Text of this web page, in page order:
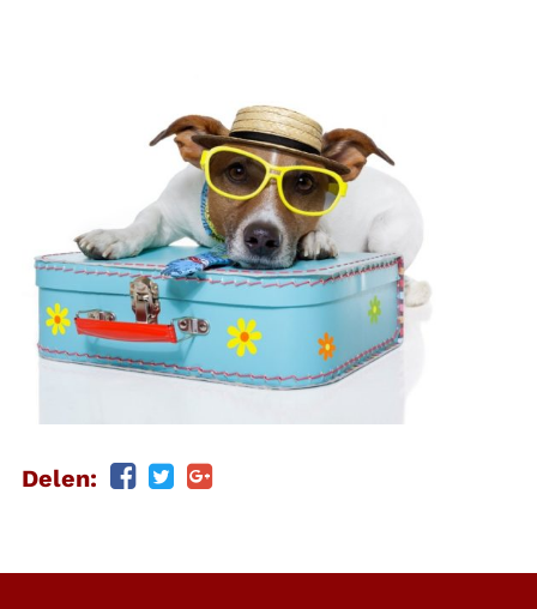
Delen: